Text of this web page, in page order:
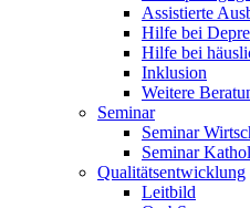
Assistierte
Hilfe bei
Hilfe bei
Inklusion
Weitere
Seminar
Seminar
Seminar
Qualitätsentwicklung
Leitbild